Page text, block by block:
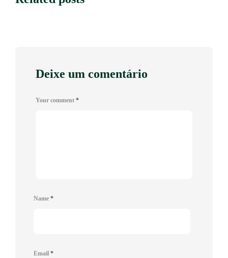
Deixe um comentário
Your comment *
Name *
Email *